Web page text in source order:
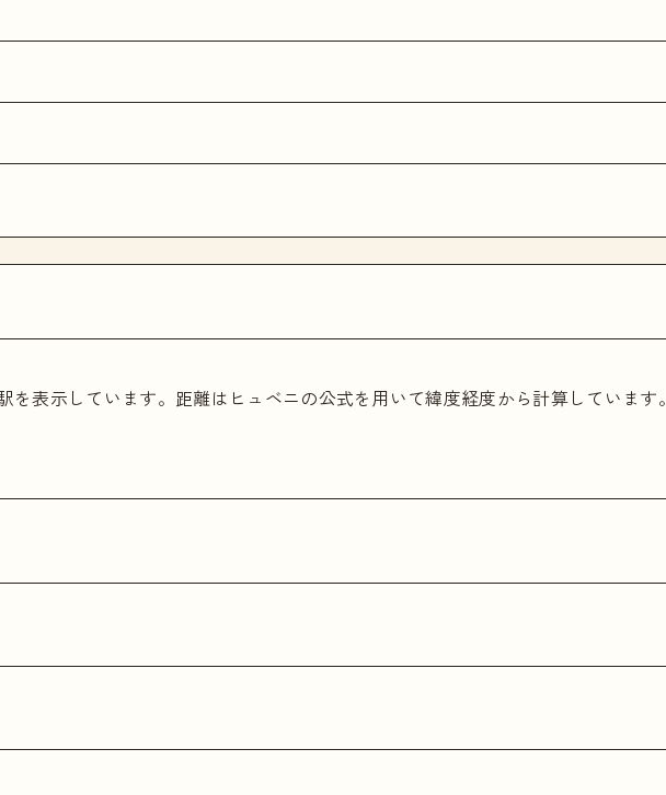
を表示しています。距離はヒュベニの公式を用いて緯度経度から計算しています。